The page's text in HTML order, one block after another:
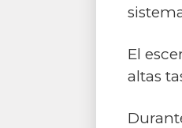
El
altas